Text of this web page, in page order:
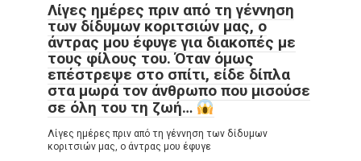
Λίγες ημέρες πριν από τη γέννηση
των δίδυμων κοριτσιών μας, ο
άντρας μου έφυγε για διακοπές με
τους φίλους του. Όταν όμως
επέστρεψε στο σπίτι, είδε δίπλα
στα μωρά τον άνθρωπο που μισούσε
σε όλη του τη ζωή…
Λίγες ημέρες πριν από τη γέννηση των δίδυμων
κοριτσιών μας, ο άντρας μου έφυγε